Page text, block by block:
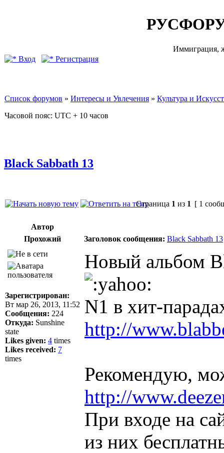
Иммиграция,
Вход
Регистрация
Список форумов » Интересы и Увлечения » Культура и
Часовой пояс: UTC + 10 часов
Black Sabbath 13
Страница 1 из 1 [ 1
Автор
Прохожий
Заголовок сообщения: Black Sabbath 13
Зарегистрирован:
Вт мар 26, 2013, 11:52
Сообщения: 224
Откуда: Sunshine
state
Likes given: 4 times
Likes received: 7
times
Новый альбом
N1 в хит-
http://
Рекомендую,
http://
При входе на
из них